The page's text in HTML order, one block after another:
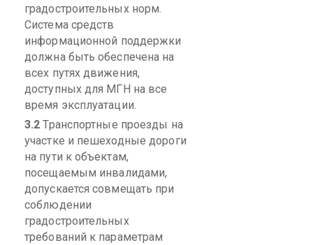
градостроительных норм.
Система средств
информационной поддержки
должна быть обеспечена на
всех путях движения,
доступных для МГН на все
время эксплуатации.
3.2 Транспортные проезды на
участке и пешеходные дороги
на пути к объектам,
посещаемым инвалидами,
допускается совмещать при
соблюдении
градостроительных
требований к параметрам